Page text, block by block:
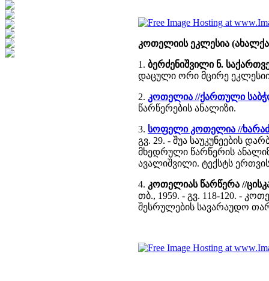
კოთელიის ეკლესია
1. ბერძენიშვილი ნ.
დაცული ორი მცირე
2. კოთელია //ქართული
წარწერების ანალიზი.
3. სოფელი კოთელია //
გვ. 29. - შუა საუკუნეების
მხედრული წარწერის
ავალიშვილი. ტექსტს
4. კოთელიას წარწერა //
თბ., 1959. - გვ. 118-120. -
შესრულების სავარაუდო